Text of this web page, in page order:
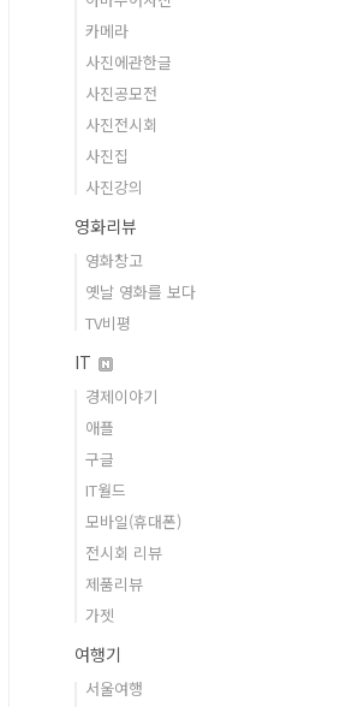
카메라
사진에관한글
사진공모전
사진전시회
사진집
사진강의
영화리뷰
영화창고
옛날 영화를 보다
TV비평
IT
경제이야기
애플
구글
IT월드
모바일(휴대폰)
전시회 리뷰
제품리뷰
가젯
여행기
서울여행